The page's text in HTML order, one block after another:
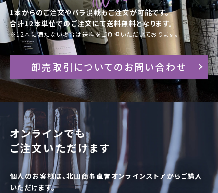
1本からのご注文やバラ混載もご注文が可能です。
合計12本単位でのご注文にて送料無料となります。
※12本に満たない場合は送料をご負担いただいております。
卸売取引についてのお問い合わせ
オンラインでも
ご注文いただけます
個人のお客様は、北山商事直営オンラインストアからご購入
いただけます。